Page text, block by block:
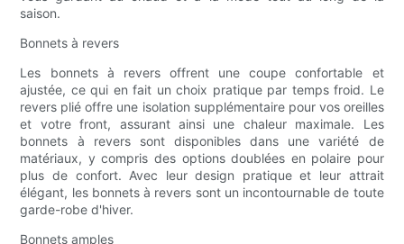
saison.
Bonnets à revers
Les bonnets à revers offrent une coupe confortable et
ajustée, ce qui en fait un choix pratique par temps froid. Le
revers plié offre une isolation supplémentaire pour vos oreilles
et votre front, assurant ainsi une chaleur maximale. Les
bonnets à revers sont disponibles dans une variété de
matériaux, y compris des options doublées en polaire pour
plus de confort. Avec leur design pratique et leur attrait
élégant, les bonnets à revers sont un incontournable de toute
garde-robe d'hiver.
Bonnets amples